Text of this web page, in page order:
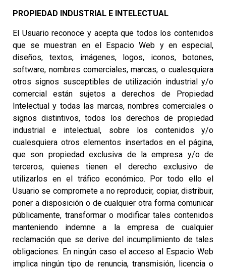
PROPIEDAD INDUSTRIAL E INTELECTUAL
El Usuario reconoce y acepta que todos los contenidos
que se muestran en el Espacio Web y en especial,
diseños, textos, imágenes, logos, iconos, botones,
software, nombres comerciales, marcas, o cualesquiera
otros signos susceptibles de utilización industrial y/o
comercial están sujetos a derechos de Propiedad
Intelectual y todas las marcas, nombres comerciales o
signos distintivos, todos los derechos de propiedad
industrial e intelectual, sobre los contenidos y/o
cualesquiera otros elementos insertados en el página,
que son propiedad exclusiva de la empresa y/o de
terceros, quienes tienen el derecho exclusivo de
utilizarlos en el tráfico económico. Por todo ello el
Usuario se compromete a no reproducir, copiar, distribuir,
poner a disposición o de cualquier otra forma comunicar
públicamente, transformar o modificar tales contenidos
manteniendo indemne a la empresa de cualquier
reclamación que se derive del incumplimiento de tales
obligaciones. En ningún caso el acceso al Espacio Web
implica ningún tipo de renuncia, transmisión, licencia o